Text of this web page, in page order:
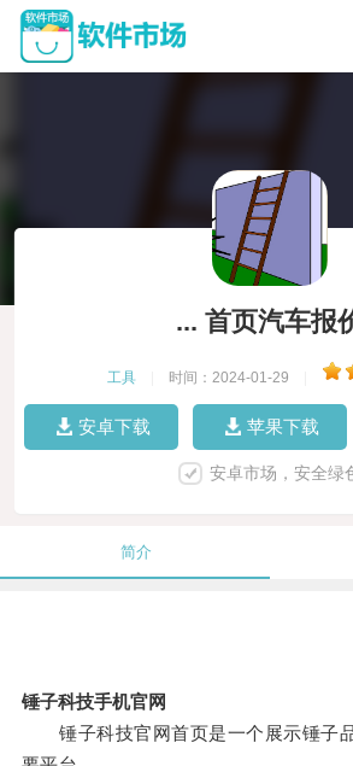
... 首页汽车报
工具 时间：2024-01-29
安卓下载 苹果下载
安卓市场，安全绿
简介
锤子科技手机官网
锤子科技官网首页是一个展示锤子